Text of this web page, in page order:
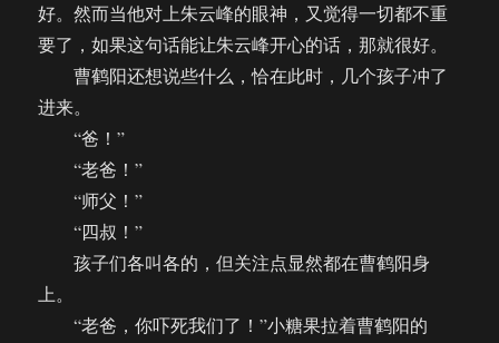
好。然而当他对上朱云峰的眼神，又觉得一切都不重
要了，如果这句话能让朱云峰开心的话，那就很好。
曹鹤阳还想说些什么，恰在此时，几个孩子冲了
进来。
“爸！”
“老爸！”
“师父！”
“四叔！”
孩子们各叫各的，但关注点显然都在曹鹤阳身
上。
“老爸，你吓死我们了！”小糖果拉着曹鹤阳的